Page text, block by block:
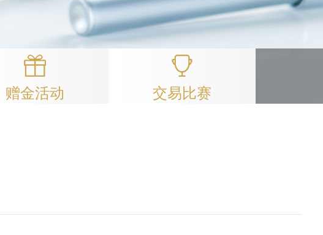
赠金活动 交易比赛